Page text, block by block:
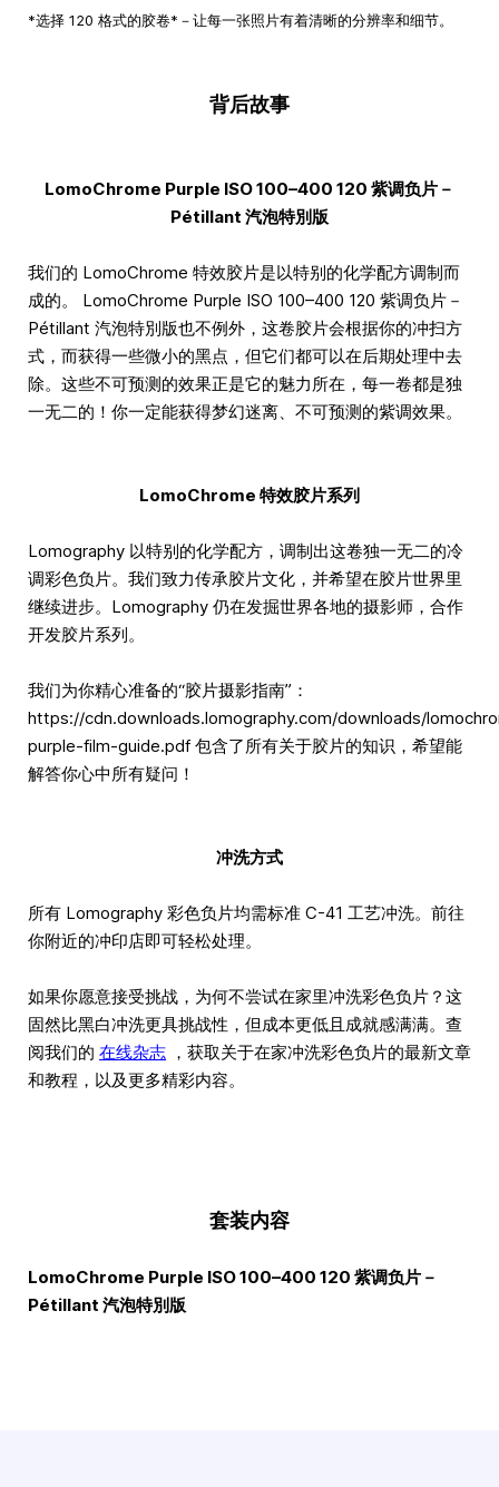
*选择 120 格式的胶卷*－让每一张照片有着清晰的分辨率和细节。
背后故事
LomoChrome Purple ISO 100–400 120 紫调负片－
Pétillant 汽泡特別版
我们的 LomoChrome 特效胶片是以特别的化学配方调制而
成的。 LomoChrome Purple ISO 100–400 120 紫调负片－
Pétillant 汽泡特別版也不例外，这卷胶片会根据你的冲扫方
式，而获得一些微小的黑点，但它们都可以在后期处理中去
除。这些不可预测的效果正是它的魅力所在，每一卷都是独
一无二的！你一定能获得梦幻迷离、不可预测的紫调效果。
LomoChrome 特效胶片系列
Lomography 以特别的化学配方，调制出这卷独一无二的冷
调彩色负片。我们致力传承胶片文化，并希望在胶片世界里
继续进步。Lomography 仍在发掘世界各地的摄影师，合作
开发胶片系列。
我们为你精心准备的“胶片摄影指南”：
https://cdn.downloads.lomography.com/downloads/
purple-film-guide.pdf 包含了所有关于胶片的知识，希望能
解答你心中所有疑问！
冲洗方式
所有 Lomography 彩色负片均需标准 C-41 工艺冲洗。前往
你附近的冲印店即可轻松处理。
如果你愿意接受挑战，为何不尝试在家里冲洗彩色负片？这
固然比黑白冲洗更具挑战性，但成本更低且成就感满满。查
阅我们的 在线杂志 ，获取关于在家冲洗彩色负片的最新文章
和教程，以及更多精彩内容。
套装内容
LomoChrome Purple ISO 100–400 120 紫调负片－
Pétillant 汽泡特別版